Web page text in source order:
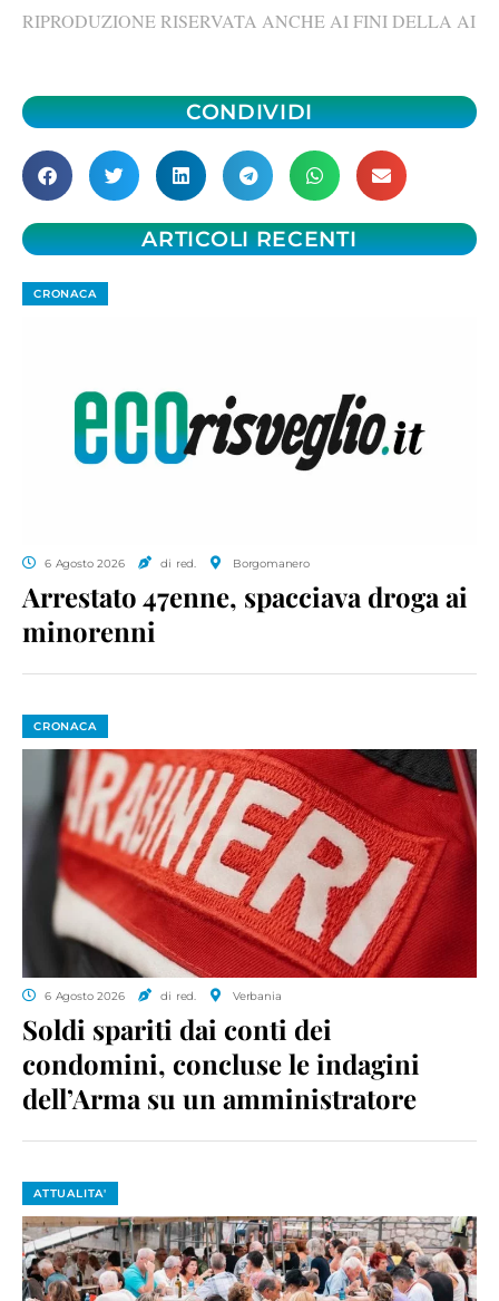
RIPRODUZIONE RISERVATA ANCHE AI FINI DELLA AI
CONDIVIDI
ARTICOLI RECENTI
CRONACA
6 Agosto 2026 di red. Borgomanero
Arrestato 47enne, spacciava droga ai
minorenni
CRONACA
6 Agosto 2026 di red. Verbania
Soldi spariti dai conti dei
condomini, concluse le indagini
dell’Arma su un amministratore
ATTUALITA'